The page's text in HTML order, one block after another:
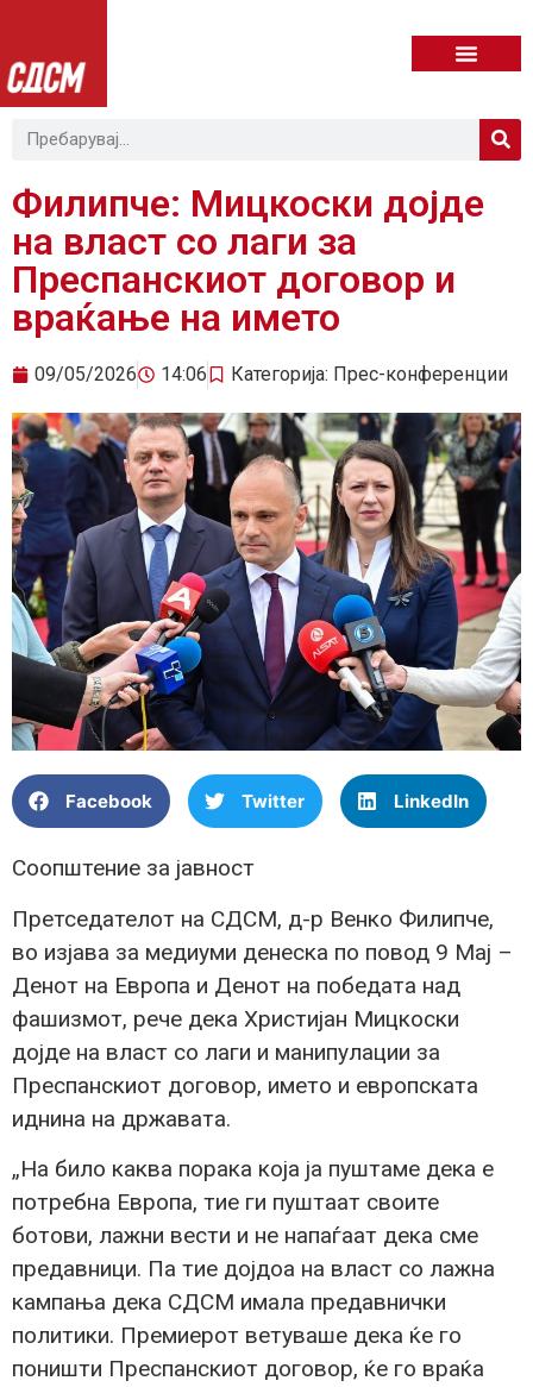
Филипче: Мицкоски дојде
на власт со лаги за
Преспанскиот договор и
враќање на името
09/05/2026 14:06 Категорија: Прес-конференции
Facebook Twitter LinkedIn
Соопштение за јавност
Претседателот на СДСМ, д-р Венко Филипче,
во изјава за медиуми денеска по повод 9 Мај –
Денот на Европа и Денот на победата над
фашизмот, рече дека Христијан Мицкоски
дојде на власт со лаги и манипулации за
Преспанскиот договор, името и европската
иднина на државата.
„На било каква порака која ја пуштаме дека е
потребна Европа, тие ги пуштаат своите
ботови, лажни вести и не напаѓаат дека сме
предавници. Па тие дојдоа на власт со лажна
кампања дека СДСМ имала предавнички
политики. Премиерот ветуваше дека ќе го
поништи Преспанскиот договор, ќе го враќа